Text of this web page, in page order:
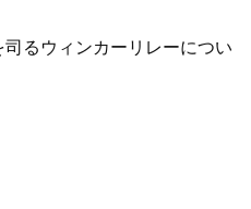
るウィンカーリレーについ